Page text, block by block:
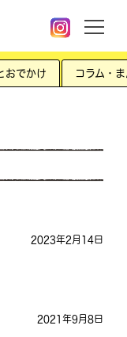
おでかけ コラム・
2023年2月14日
2021年9月8日